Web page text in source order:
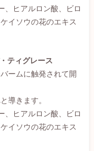
、ヒアルロン酸、ビロ
イソウの花のエキス
ティグレース
ームに触発されて開
導きます。
、ヒアルロン酸、ビロ
イソウの花のエキス